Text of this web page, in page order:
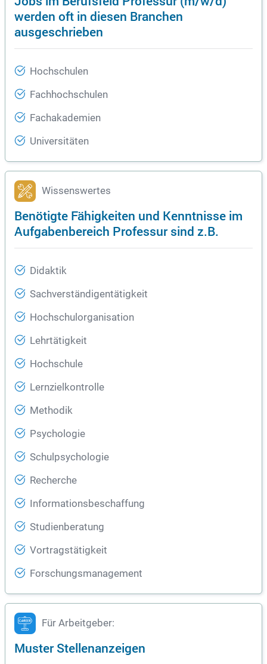
werden oft in diesen Branchen
ausgeschrieben
Hochschulen
Fachhochschulen
Fachakademien
Universitäten
Wissenswertes
Benötigte Fähigkeiten und Kenntnisse im
Aufgabenbereich Professur sind z.B.
Didaktik
Sachverständigentätigkeit
Hochschulorganisation
Lehrtätigkeit
Hochschule
Lernzielkontrolle
Methodik
Psychologie
Schulpsychologie
Recherche
Informationsbeschaffung
Studienberatung
Vortragstätigkeit
Forschungsmanagement
Für Arbeitgeber:
Muster Stellenanzeigen